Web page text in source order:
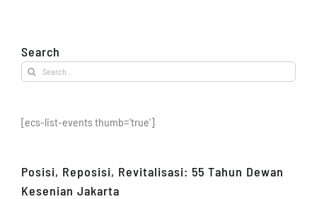
Search
Search
for:
[ecs-list-events thumb='true']
Posisi, Reposisi, Revitalisasi: 55 Tahun Dewan
Kesenian Jakarta